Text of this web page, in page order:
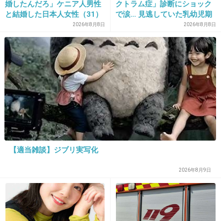
金のゴマダレ
+114 -42
32. 匿名2014/03/06(木) 22:46:34
北斗晶
+23 -66
2014/03/06(木) 22:46:44
ゆうこりん
婚したんだろ」ケニア人男性
と結婚した日本人女性（31）
に“誹謗中傷”殺到…本人が語
る、日本で感じる“外国人差
別”のリアル
2026年8月8日
クトラム症」診断にショック
で涙… 見逃していた乳幼児期
2026年8月8日
【適当雑談】ジブリ実写化
2026年8月9日